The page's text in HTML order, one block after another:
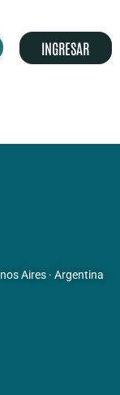
INGRESAR
Aires · Argentina